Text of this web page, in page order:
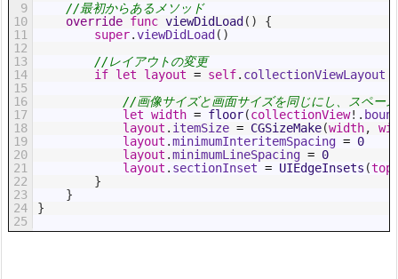
9
10
11
12
13
14
15
16
17
18
19
20
21
22
23
24
25
//最初からあるメソッド
override func viewDidLoad ( )
{
super.viewDidLoad ( )
//レイアウトの変更
if let layout = self. collectionViewLayout
//画像サイズと画面サイズを同じにし、スペー
let width = floor(collectionView! .
layout . itemSize = CGSizeMake(width,
layout .minimumInteritemSpacing = 0
layout .minimumLineSpacing = 0
layout . sectionInset = UIEdgeInsets (top
}
}
}